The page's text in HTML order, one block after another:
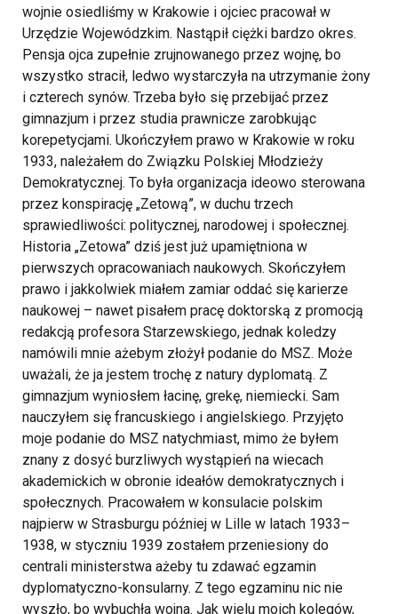
wojnie osiedliśmy w Krakowie i ojciec pracował w
Urzędzie Wojewódzkim. Nastąpił ciężki bardzo okres.
Pensja ojca zupełnie zrujnowanego przez wojnę, bo
wszystko stracił, ledwo wystarczyła na utrzymanie żony
i czterech synów. Trzeba było się przebijać przez
gimnazjum i przez studia prawnicze zarobkując
korepetycjami. Ukończyłem prawo w Krakowie w roku
1933, należałem do Związku Polskiej Młodzieży
Demokratycznej. To była organizacja ideowo sterowana
przez konspirację „Zetową”, w duchu trzech
sprawiedliwości: politycznej, narodowej i społecznej.
Historia „Zetowa” dziś jest już upamiętniona w
pierwszych opracowaniach naukowych. Skończyłem
prawo i jakkolwiek miałem zamiar oddać się karierze
naukowej – nawet pisałem pracę doktorską z promocją
redakcją profesora Starzewskiego, jednak koledzy
namówili mnie ażebym złożył podanie do MSZ. Może
uważali, że ja jestem trochę z natury dyplomatą. Z
gimnazjum wyniosłem łacinę, grekę, niemiecki. Sam
nauczyłem się francuskiego i angielskiego. Przyjęto
moje podanie do MSZ natychmiast, mimo że byłem
znany z dosyć burzliwych wystąpień na wiecach
akademickich w obronie ideałów demokratycznych i
społecznych. Pracowałem w konsulacie polskim
najpierw w Strasburgu później w Lille w latach 1933–
1938, w styczniu 1939 zostałem przeniesiony do
centrali ministerstwa ażeby tu zdawać egzamin
dyplomatyczno-konsularny. Z tego egzaminu nic nie
wyszło, bo wybuchła wojna. Jak wielu moich kolegów,